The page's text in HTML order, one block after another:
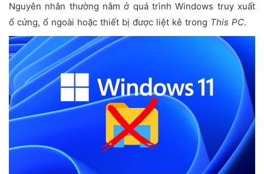
Nguyên nhân thường nằm ở quá trình Windows truy xuất
ổ cứng, ổ ngoài hoặc thiết bị được liệt kê trong This PC.